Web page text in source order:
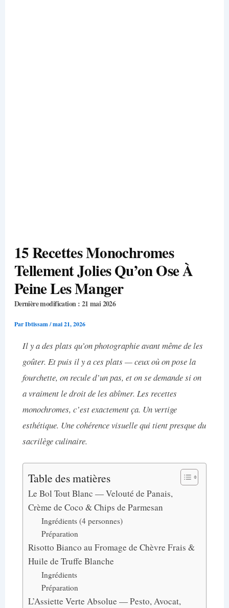
15 Recettes Monochromes
Tellement Jolies Qu’on Ose À
Peine Les Manger
Dernière modification : 21 mai 2026
ParIbtissam/mai 21, 2026
Il y a des plats qu’on photographie avant même de les
goûter. Et puis il y aces plats — ceux où on pose la
fourchette, on recule d’un pas, et on se demande si on
a vraiment le droit de les abîmer. Les recettes
monochromes, c’est exactement ça. Un vertige
esthétique. Une cohérence visuelle qui tient presque du
sacrilège culinaire.
Table des matières
Le Bol Tout Blanc — Velouté de Panais,
Crème de Coco & Chips de Parmesan
Ingrédients (4 personnes)
Préparation
Risotto Bianco au Fromage de Chèvre Frais &
Huile de Truffe Blanche
Ingrédients
Préparation
L’Assiette Verte Absolue — Pesto, Avocat,